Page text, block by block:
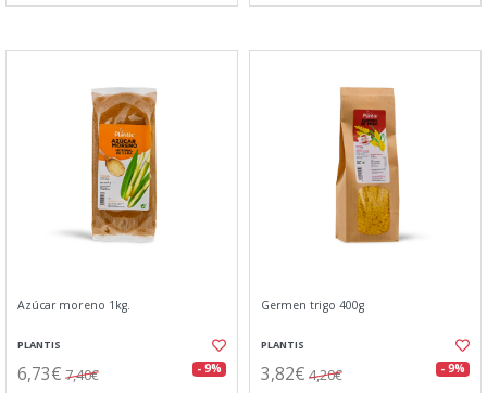
Azúcar moreno 1kg.
PLANTIS
6,73€ 7,40€ - 9%
Germen trigo 400g
PLANTIS
3,82€ 4,20€ - 9%